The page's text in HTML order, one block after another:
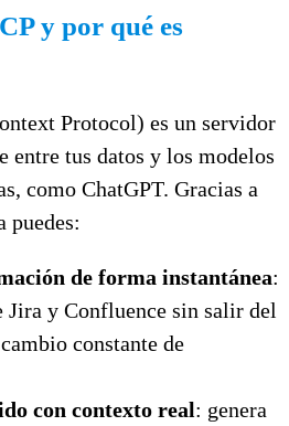
y por qué es
Protocol) es un servidor
entre tus datos y los modelos
como ChatGPT. Gracias a
puedes:
de forma instantánea:
Jira y Confluence sin salir del
constante de
con contexto real: genera